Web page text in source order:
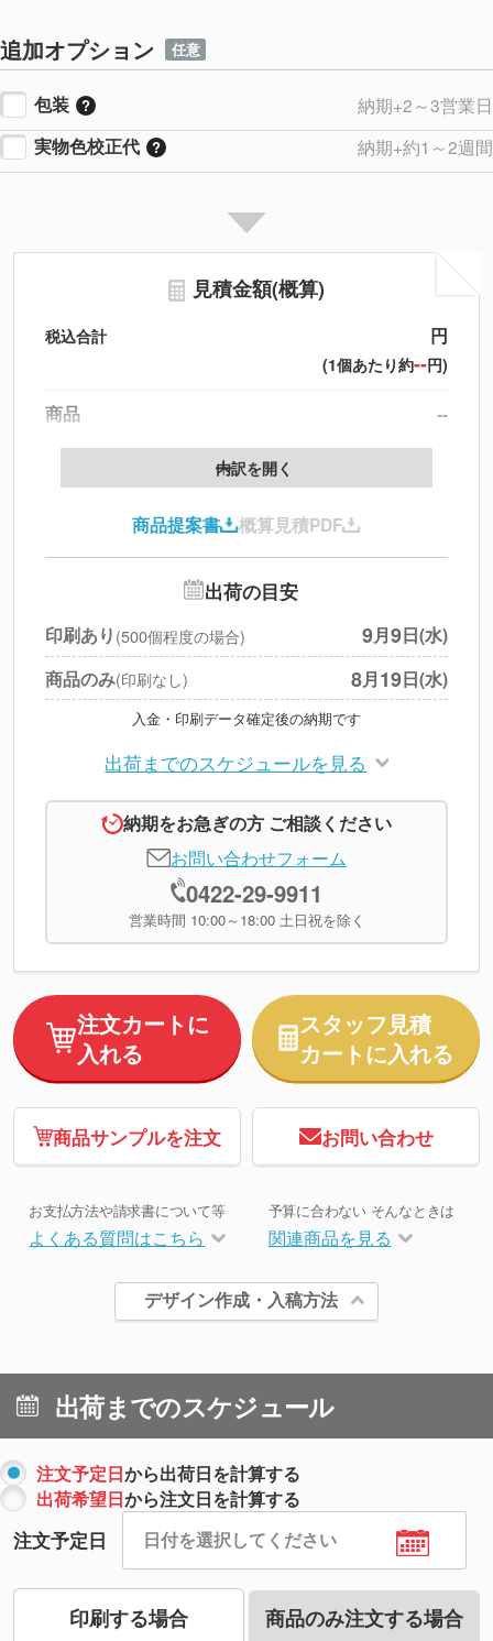
追加オプション 任意
包装
納期+2～3営業日
実物色校正代
納期+約1～2週間
見積金額(概算)
税込合計 円
(1個あたり約--円)
商品
--
製版代
印刷代
北海道・沖縄・離島 別途
円
※上記小計は税別です
内訳を開く
商品提案書 概算見積PDF
出荷の目安
印刷あり (500個程度の場合) 9月9日(水)
商品のみ(印刷なし) 8月19日(水)
入金・印刷データ確定後の納期です
出荷までのスケジュールを見る
納期をお急ぎの方 ご相談ください
お問い合わせフォーム
0422-29-9911
営業時間 10:00～18:00 土日祝を除く
注文カートに
入れる
スタッフ見積
カートに入れる
商品サンプルを注文 お問い合わせ
お支払方法や請求書について等
よくある質問はこちら
予算に合わない そんなときは
関連商品を見る
デザイン作成・入稿方法
出荷までのスケジュール
注文予定日から出荷日を計算する
出荷希望日から注文日を計算する
注文予定日
印刷する場合 商品のみ注文する場合